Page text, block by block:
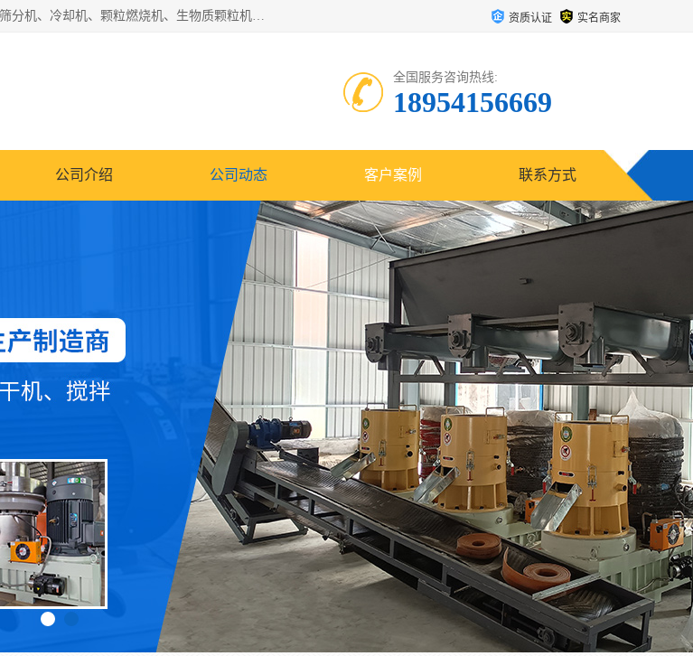
济南恒瑞达机械有限公司主营：颗粒机、环模颗粒机、平模颗粒机、粉碎机、滚筒筛分机、冷却机、颗粒燃烧机、生物质颗粒机、木屑颗粒机、秸秆颗粒机、饲料颗粒机、燃料颗粒机、木材粉碎机、秸秆粉碎机、饲料粉碎机、颗粒冷却机、锯末滚筒筛、锤片粉碎机、滚筒筛、搅拌机等产品。 资质认证 实名商家
全国服务咨询热线:
18954156669
公司介绍 公司动态 客户案例 联系方式